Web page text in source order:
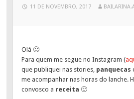
11 DE NOVEMBRO, 2017
Olá 🙂
Para quem me segue no Instagram (
que publiquei nas stories, panquecas
me acompanhar nas horas do lanche.
convosco a receita 🙂